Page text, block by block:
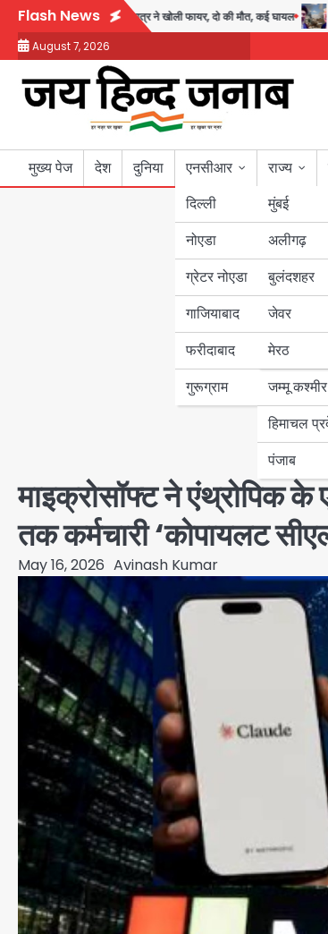
Skip
content
Flash News
में गोलीबारी, छात्र ने खोली फायर, दो की मौत, कई घायल
August 7, 2026
मुख्य पेज देश दुनिया
एनसीआर
दिल्ली
नोएडा
ग्रेटर नोएडा
गाजियाबाद
फरीदाबाद
गुरूग्राम
राज्य
मुंबई
उत्तर प्रदेश
अलीगढ़
बुलंदशहर
जेवर
मेरठ
बिहार
पंजाब
हरियाणा
जम्मू कश्मीर
हिमाचल
पंजाब
माइक्रोसॉफ्ट ने एंथ्रोपिक
तक कर्मचारी ‘कोपायलट
May 16, 2026 Avinash Kumar